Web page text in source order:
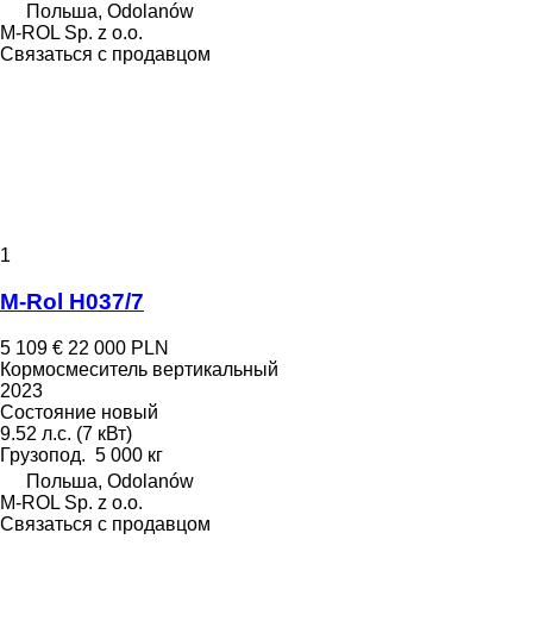
Польша, Odolanów
M-ROL Sp. z o.o.
Связаться с продавцом
1
M-Rol H037/7
5 109 € 22 000 PLN
Кормосмеситель вертикальный
2023
Состояние новый
9.52 л.с. (7 кВт)
Грузопод. 5 000 кг
Польша, Odolanów
M-ROL Sp. z o.o.
Связаться с продавцом